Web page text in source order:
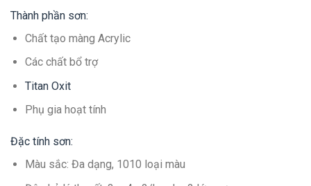
Thành phần sơn:
Chất tạo màng Acrylic
Các chất bổ trợ
Titan Oxit
Phụ gia hoạt tính
Đặc tính sơn:
Màu sắc: Đa dạng, 1010 loại màu